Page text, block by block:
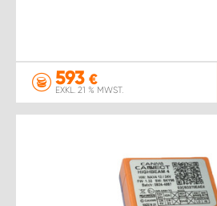
593 €
EXKL. 21 % MWST.